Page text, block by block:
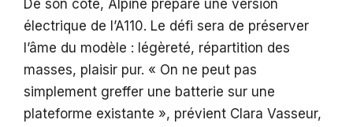
De son côté, Alpine prépare une version
électrique de l’A110. Le défi sera de préserver
l’âme du modèle : légèreté, répartition des
masses, plaisir pur. « On ne peut pas
simplement greffer une batterie sur une
plateforme existante », prévient Clara Vasseur,